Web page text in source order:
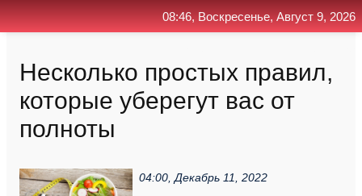
Несколько простых правил,
которые уберегут вас от
полноты
04:00, Декабрь 11, 2022
08:46, Воскресенье, Август 9, 2026